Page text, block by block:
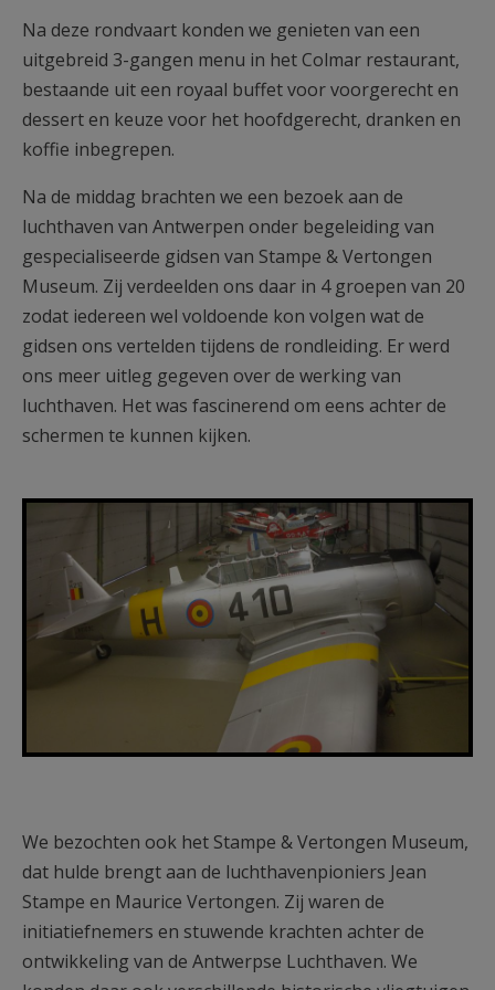
Na deze rondvaart konden we genieten van een
uitgebreid 3-gangen menu in het Colmar restaurant,
bestaande uit een royaal buffet voor voorgerecht en
dessert en keuze voor het hoofdgerecht, dranken en
koffie inbegrepen.
Na de middag brachten we een bezoek aan de
luchthaven van Antwerpen onder begeleiding van
gespecialiseerde gidsen van Stampe & Vertongen
Museum. Zij verdeelden ons daar in 4 groepen van 20
zodat iedereen wel voldoende kon volgen wat de
gidsen ons vertelden tijdens de rondleiding. Er werd
ons meer uitleg gegeven over de werking van
luchthaven. Het was fascinerend om eens achter de
schermen te kunnen kijken.
F1250-3kol-15cm-OL 09.jpg
We bezochten ook het Stampe & Vertongen Museum,
dat hulde brengt aan de luchthavenpioniers Jean
Stampe en Maurice Vertongen. Zij waren de
initiatiefnemers en stuwende krachten achter de
ontwikkeling van de Antwerpse Luchthaven. We